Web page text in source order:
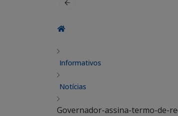
Informativos
Notícias
Governador-assina-termo-de-